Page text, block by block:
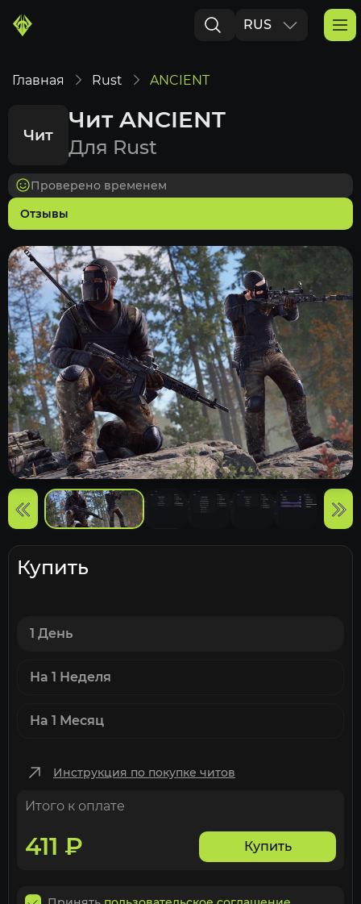
RUS
Главная Rust ANCIENT
Чит
Чит ANCIENT
Для Rust
Отзывы
Проверено временем
Купить
1 День
На 1 Неделя
На 1 Месяц
Инструкция по покупке читов
Итого к оплате
411 ₽ Купить